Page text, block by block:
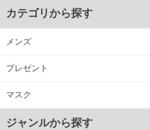
カテゴリから探す
メンズ
プレゼント
マスク
ジャンルから探す